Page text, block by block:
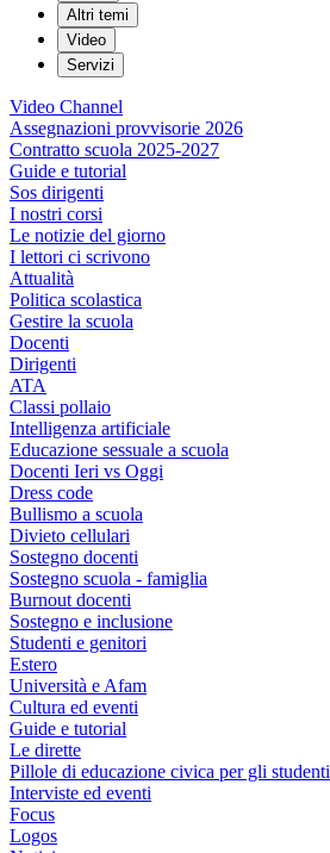
Altri temi
Video
Servizi
Video Channel
Assegnazioni provvisorie 2026
Contratto scuola 2025-2027
Guide e tutorial
Sos dirigenti
I nostri corsi
Le notizie del giorno
I lettori ci scrivono
Attualità
Politica scolastica
Gestire la scuola
Docenti
Dirigenti
ATA
Classi pollaio
Intelligenza artificiale
Educazione sessuale a scuola
Docenti Ieri vs Oggi
Dress code
Bullismo a scuola
Divieto cellulari
Sostegno docenti
Sostegno scuola - famiglia
Burnout docenti
Sostegno e inclusione
Studenti e genitori
Estero
Università e Afam
Cultura ed eventi
Guide e tutorial
Le dirette
Pillole di educazione civica per gli studenti
Interviste ed eventi
Focus
Logos